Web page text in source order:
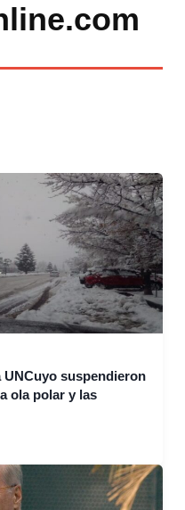
UNCuyo suspendieron
ola polar y las